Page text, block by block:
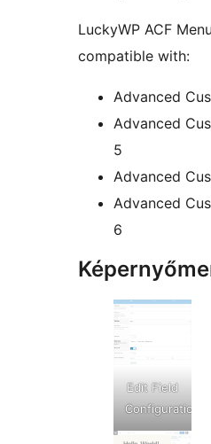
LuckyWP ACF
compatible with:
Advanced
Advanced
5
Advanced
Advanced
6
Edit Field
Configuration